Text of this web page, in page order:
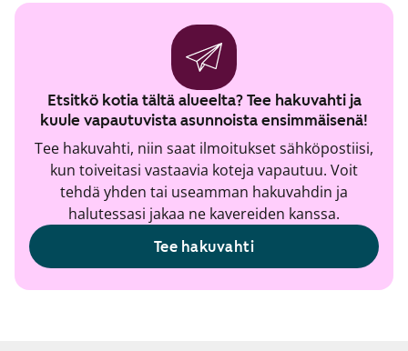
Etsitkö kotia tältä alueelta? Tee hakuvahti ja
kuule vapautuvista asunnoista ensimmäisenä!
Tee hakuvahti, niin saat ilmoitukset sähköpostiisi,
kun toiveitasi vastaavia koteja vapautuu. Voit
tehdä yhden tai useamman hakuvahdin ja
halutessasi jakaa ne kavereiden kanssa.
Tee hakuvahti